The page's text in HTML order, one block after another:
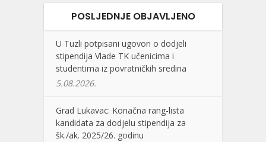
POSLJEDNJE OBJAVLJENO
U Tuzli potpisani ugovori o dodjeli
stipendija Vlade TK učenicima i
studentima iz povratničkih sredina
5.08.2026.
Grad Lukavac: Konačna rang-lista
kandidata za dodjelu stipendija za
šk./ak. 2025/26. godinu